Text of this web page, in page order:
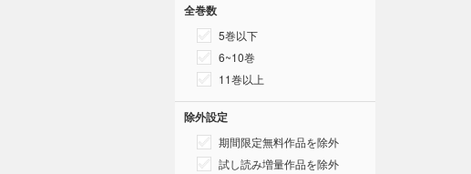
全巻数
5巻以下
6~10巻
11巻以上
除外設定
期間限定無料作品を除外
試し読み増量作品を除外